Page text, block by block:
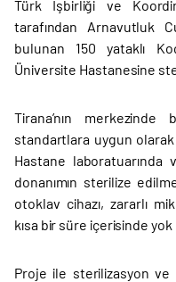
Türk İşbirliği ve
tarafından Arnavutluk
bulunan 150 yataklı
Üniversite Hastanesine
Tirana’nın merkezinde
standartlara uygun
Hastane laboratuarında
donanımın sterilize
otoklav cihazı, zararlı
kısa bir süre içerisinde yok
Proje ile sterilizasyon